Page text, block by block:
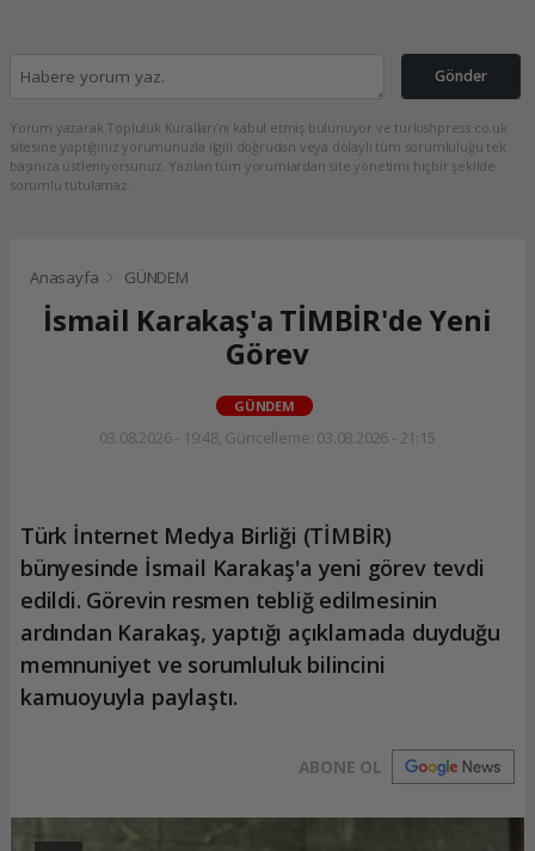
Gönder
Yorum yazarak Topluluk Kuralları’nı kabul etmiş bulunuyor ve turkishpress.co.uk
sitesine yaptığınız yorumunuzla ilgili doğrudan veya dolaylı tüm sorumluluğu tek
başınıza üstleniyorsunuz. Yazılan tüm yorumlardan site yönetimi hiçbir şekilde
sorumlu tutulamaz.
Anasayfa GÜNDEM
İsmail Karakaş'a TİMBİR'de Yeni
Görev
GÜNDEM
03.08.2026 - 19:48, Güncelleme: 03.08.2026 - 21:15
Türk İnternet Medya Birliği (TİMBİR)
bünyesinde İsmail Karakaş'a yeni görev tevdi
edildi. Görevin resmen tebliğ edilmesinin
ardından Karakaş, yaptığı açıklamada duyduğu
memnuniyet ve sorumluluk bilincini
kamuoyuyla paylaştı.
ABONE OL